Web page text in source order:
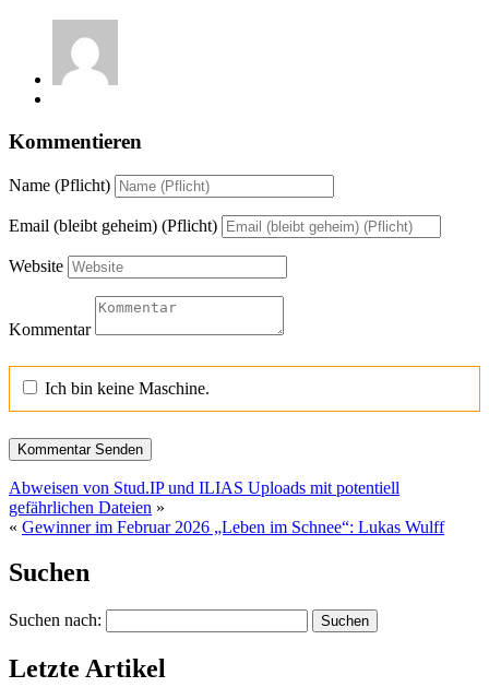
Kommentieren
Name (Pflicht)
Email (bleibt geheim) (Pflicht)
Website
Kommentar
Ich bin keine Maschine.
Abweisen von Stud.IP und ILIAS Uploads mit potentiell
gefährlichen Dateien »
« Gewinner im Februar 2026 „Leben im Schnee“: Lukas Wulff
Suchen
Suchen nach:
Letzte Artikel